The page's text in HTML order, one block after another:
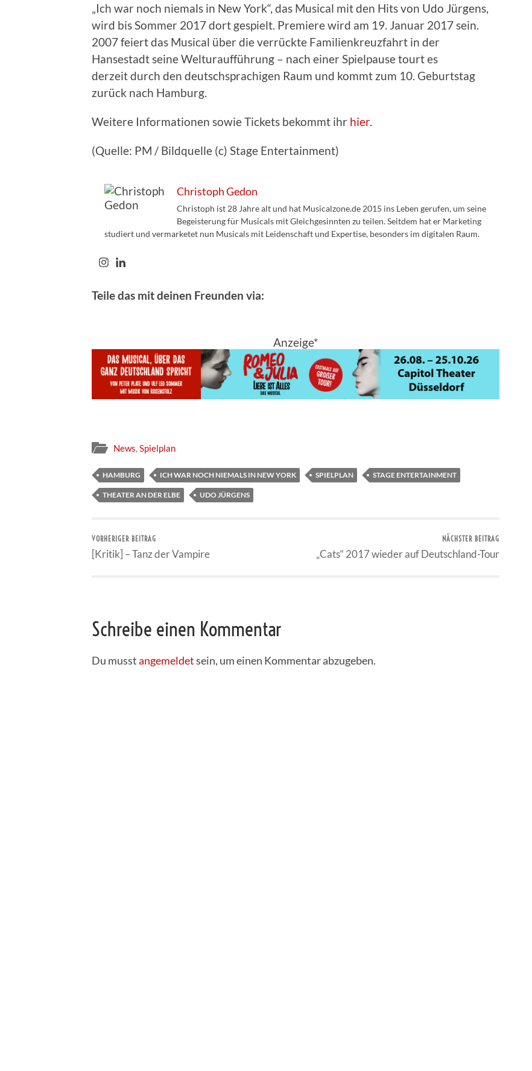
„Ich war noch niemals in New York“, das Musical mit den Hits von Udo Jürgens,
wird bis Sommer 2017 dort gespielt. Premiere wird am 19. Januar 2017 sein.
2007 feiert das Musical über die verrückte Familienkreuzfahrt in der
Hansestadt seine Welturaufführung – nach einer Spielpause tourt es
derzeit durch den deutschsprachigen Raum und kommt zum 10. Geburtstag
zurück nach Hamburg.
Weitere Informationen sowie Tickets bekommt ihr hier.
(Quelle: PM / Bildquelle (c) Stage Entertainment)
Christoph Gedon
Christoph ist 28 Jahre alt und hat Musicalzone.de 2015 ins Leben gerufen, um seine
Begeisterung für Musicals mit Gleichgesinnten zu teilen. Seitdem hat er Marketing
studiert und vermarketet nun Musicals mit Leidenschaft und Expertise, besonders im digitalen Raum.
Teile das mit deinen Freunden via:
Anzeige*
News,Spielplan
HAMBURG ICH WAR NOCH NIEMALS IN NEW YORK SPIELPLAN STAGE ENTERTAINMENT
THEATER AN DER ELBE UDO JÜRGENS
VORHERIGER BEITRAG
[Kritik] – Tanz der Vampire
NÄCHSTER BEITRAG
„Cats“ 2017 wieder auf Deutschland-Tour
Schreibe einen Kommentar
Du musstangemeldetsein, um einen Kommentar abzugeben.